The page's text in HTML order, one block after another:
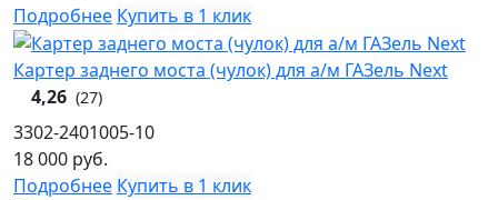
Подробнее Купить в 1 клик
Картер заднего моста (чулок) для а/м ГАЗель Next
4,26 (27)
3302-2401005-10
18 000 руб.
Подробнее Купить в 1 клик